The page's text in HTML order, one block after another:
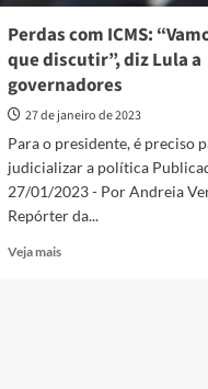
Perdas com ICMS:
que discutir”, diz Lula a
governadores
27 de janeiro de 2023
Para o presidente, é preciso
judicializar a política
27/01/2023 - Por Andreia
Repórter da...
Veja maisRead